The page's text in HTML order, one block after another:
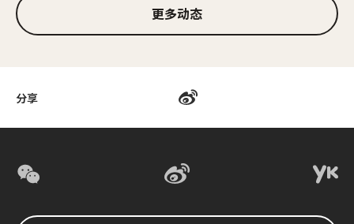
分享
更多动态